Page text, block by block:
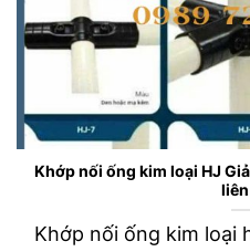
Khớp nối ống kim loại HJ
Khớp nối ống kim loại